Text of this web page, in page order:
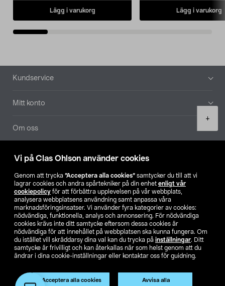
Vi på Clas Ohlson använder cookies
Genom att trycka ”Acceptera alla cookies” samtycker du till att vi
lagrar cookies och andra spårtekniker på din enhet enligt vår
cookiepolicy för att förbättra upplevelsen på vår webbplats,
analysera webbplatsens användning samt anpassa våra
marknadsföringsinsatser. Vi använder fyra kategorier av cookies:
nödvändiga, funktionella, analys och annonsering. För nödvändiga
cookies krävs inte ditt samtycke eftersom dessa cookies är
nödvändiga för att innehållet på webbplatsen ska kunna fungera. Om
du istället vill skräddarsy dina val kan du trycka på inställningar. Ditt
samtycke är frivilligt och kan återkallas när som helst genom att du
ändrar i dina cookie-inställningar eller kontaktar oss för guidning.
Acceptera alla cookies Avvisa alla
+
Lägg i varukorg Lägg i varukorg
Sidfot
Kundservice
Mitt konto
Om oss
Aktuellt
Våra bolag
Hitta butik
SE NO FI